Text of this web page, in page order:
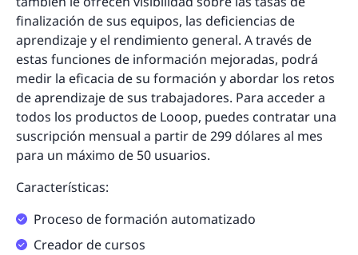
finalización de sus equipos, las deficiencias de
aprendizaje y el rendimiento general. A través de
estas funciones de información mejoradas, podrá
medir la eficacia de su formación y abordar los retos
de aprendizaje de sus trabajadores. Para acceder a
todos los productos de Looop, puedes contratar una
suscripción mensual a partir de 299 dólares al mes
para un máximo de 50 usuarios.
Características:
Proceso de formación automatizado
Creador de cursos